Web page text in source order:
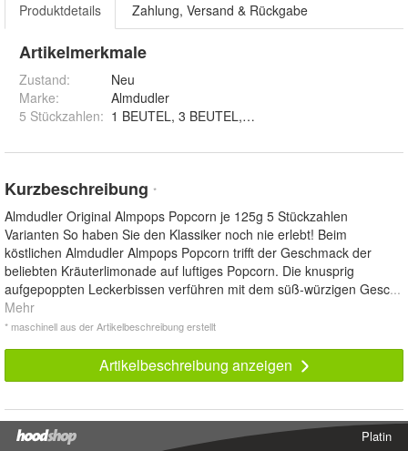
Produktdetails Zahlung, Versand & Rückgabe
Artikelmerkmale
Zustand:
Neu
Marke:
Almdudler
5 Stückzahlen:
Kurzbeschreibung *
Almdudler Original Almpops Popcorn je 125g 5 Stückzahlen
Varianten So haben Sie den Klassiker noch nie erlebt! Beim
köstlichen Almdudler Almpops Popcorn trifft der Geschmack der
beliebten Kräuterlimonade auf luftiges Popcorn. Die knusprig
aufgepoppten Leckerbissen verführen mit dem süß-würzigen Gesc...
Mehr
* maschinell aus der Artikelbeschreibung erstellt
Artikelbeschreibung anzeigen
Platin